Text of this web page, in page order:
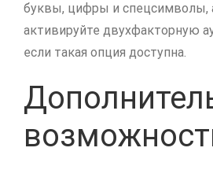
буквы, цифры и спецсимволы,
активируйте двухфакторную
если такая опция доступна.